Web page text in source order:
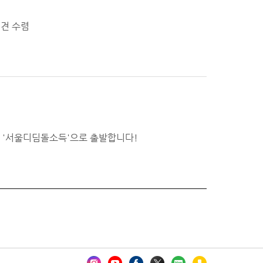
수렴
서울디딤돌소득'으로 출발합니다!